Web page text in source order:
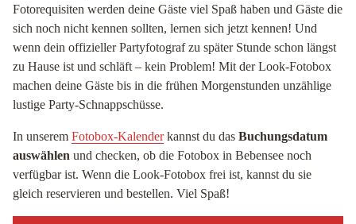
Fotorequisiten werden deine Gäste viel Spaß haben und Gäste die
sich noch nicht kennen sollten, lernen sich jetzt kennen! Und
wenn dein offizieller Partyfotograf zu später Stunde schon längst
zu Hause ist und schläft – kein Problem! Mit der Look-Fotobox
machen deine Gäste bis in die frühen Morgenstunden unzählige
lustige Party-Schnappschüsse.
In unserem Fotobox-Kalenderkannst du das Buchungsdatum
auswählen und checken, ob die Fotobox in Bebensee noch
verfügbar ist. Wenn die Look-Fotobox frei ist, kannst du sie
gleich reservieren und bestellen. Viel Spaß!